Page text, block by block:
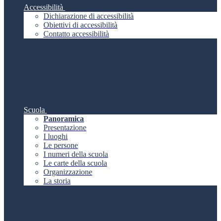
Accessibilità
Dichiarazione di accessibilità
Obiettivi di accessibilità
Contatto accessibilità
Scuola
Panoramica
Presentazione
I luoghi
Le persone
I numeri della scuola
Le carte della scuola
Organizzazione
La storia